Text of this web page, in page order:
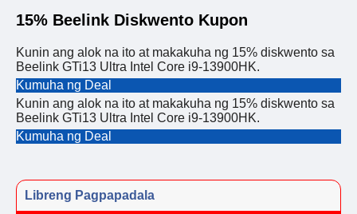
15% Beelink Diskwento Kupon
Kunin ang alok na ito at makakuha ng 15% diskwento sa
Beelink GTi13 Ultra Intel Core i9-13900HK.
Kumuha ng Deal
Kunin ang alok na ito at makakuha ng 15% diskwento sa
Beelink GTi13 Ultra Intel Core i9-13900HK.
Kumuha ng Deal
Libreng Pagpapadala